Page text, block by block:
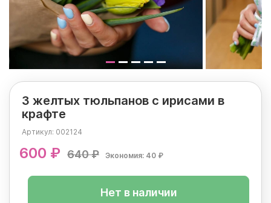
3 желтых тюльпанов с ирисами в
крафте
Артикул: 002124
600 ₽ 640 ₽ Экономия: 40 ₽
Нет в наличии